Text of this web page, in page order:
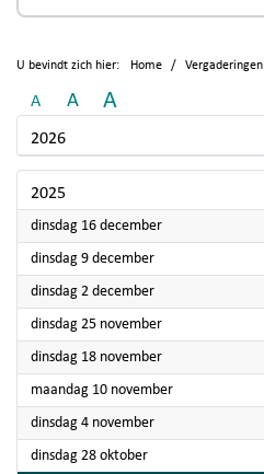
U bevindt zich hier: Home Vergaderingen
A A A
2026
2025
dinsdag 16 december2025
dinsdag 9 december2025
dinsdag 2 december2025
dinsdag 25 november2025
dinsdag 18 november2025
maandag 10 november2025
dinsdag 4 november2025
dinsdag 28 oktober2025